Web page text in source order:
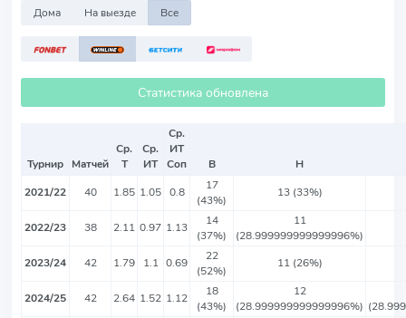
Дома На выезде Все
Статистика обновлена
Турнир Матчей
Ср.
Т
Ср.
ИТ
Ср.
ИТ
Соп
В
Н
2021/22
40 1.85 1.05 0.8
17
(43%)
13 (33%)
2022/23 38 2.11 0.97 1.13
14
(37%)
11
(28.999999999999996%)
2023/24
42 1.79 1.1 0.69
22
(52%)
11 (26%)
2024/25 42 2.64 1.52 1.12
18
(43%)
12
(28.999999999999996%)